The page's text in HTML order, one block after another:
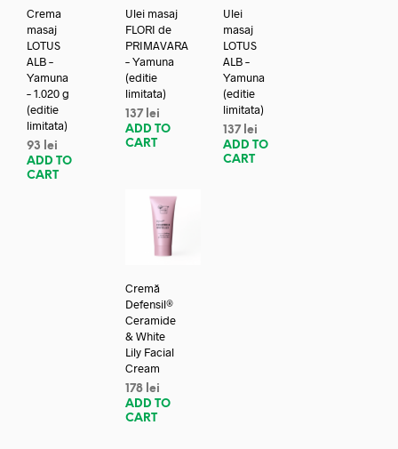
Crema
masaj
LOTUS
ALB –
Yamuna
– 1.020 g
(editie
limitata)
93
lei
ADD TO
CART
Ulei masaj
FLORI de
PRIMAVARA
– Yamuna
(editie
limitata)
137 lei
ADD TO
CART
Ulei
masaj
LOTUS
ALB –
Yamuna
(editie
limitata)
137 lei
ADD TO
CART
Cremă
Defensil®
Ceramide
& White
Lily Facial
Cream
178 lei
ADD TO
CART